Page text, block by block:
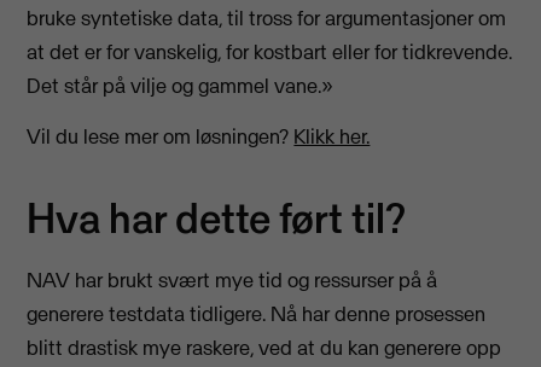
bruke syntetiske data, til tross for argumentasjoner om
at det er for vanskelig, for kostbart eller for tidkrevende.
Det står på vilje og gammel vane.»
Vil du lese mer om løsningen? Klikk her.
Hva har dette ført til?
NAV har brukt svært mye tid og ressurser på å
generere testdata tidligere. Nå har denne prosessen
blitt drastisk mye raskere, ved at du kan generere opp